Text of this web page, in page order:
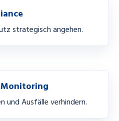
strategisch angehen.
und Ausfälle verhindern.